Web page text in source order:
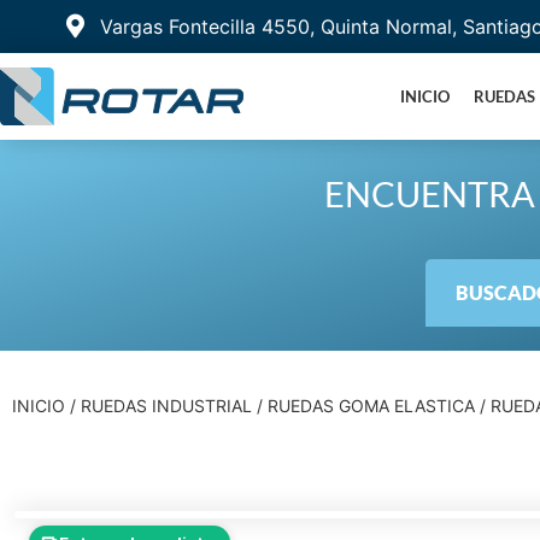
Vargas Fontecilla 4550, Quinta Normal,
INICIO RUEDAS
INICIO / RUEDAS INDUSTRIAL / RUEDAS GOMA ELASTICA /